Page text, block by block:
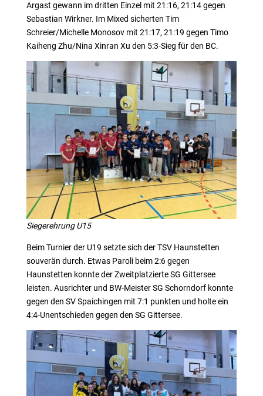
Argast gewann im dritten Einzel mit 21:16, 21:14 gegen
Sebastian Wirkner. Im Mixed sicherten Tim
Schreier/Michelle Monosov mit 21:17, 21:19 gegen Timo
Kaiheng Zhu/Nina Xinran Xu den 5:3-Sieg für den BC.
Siegerehrung U15
Beim Turnier der U19 setzte sich der TSV Haunstetten
souverän durch. Etwas Paroli beim 2:6 gegen
Haunstetten konnte der Zweitplatzierte SG Gittersee
leisten. Ausrichter und BW-Meister SG Schorndorf konnte
gegen den SV Spaichingen mit 7:1 punkten und holte ein
4:4-Unentschieden gegen den SG Gittersee.